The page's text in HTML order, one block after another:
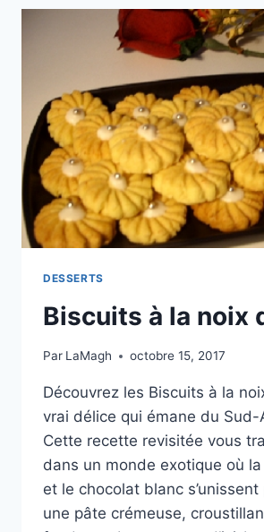
DESSERTS
Biscuits à la noix
Par LaMagh octobre 15, 2017
Découvrez les Biscuits à la
vrai délice qui émane du Sud-
Cette recette revisitée vous
dans un monde exotique où
et le chocolat blanc
une pâte crémeuse,